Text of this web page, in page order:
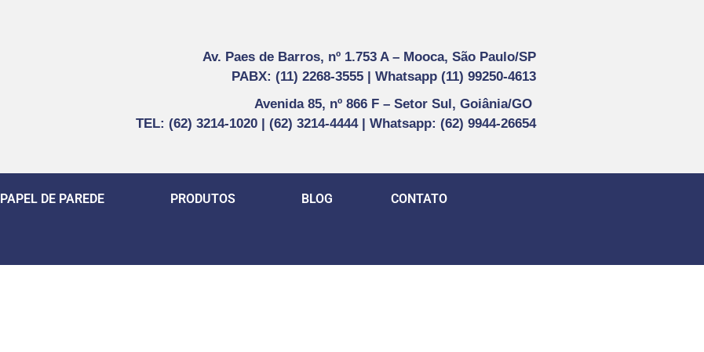
Av. Paes de Barros, nº 1.753 A – Mooca, São Paulo/SP
PABX: (11) 2268-3555 | Whatsapp (11) 99250-4613
Avenida 85, nº 866 F – Setor Sul, Goiânia/GO
TEL: (62) 3214-1020 | (62) 3214-4444 | Whatsapp: (62) 9944-26654
PAPEL DE PAREDE PRODUTOS BLOG CONTATO